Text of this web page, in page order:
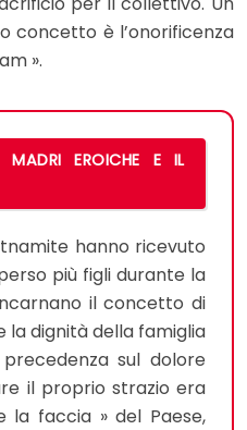
concetto è l’onorificenza
».
EROICHE E IL
hanno ricevuto
più figli durante la
il concetto di
la dignità della famiglia
sul dolore
il proprio strazio era
la faccia » del Paese,